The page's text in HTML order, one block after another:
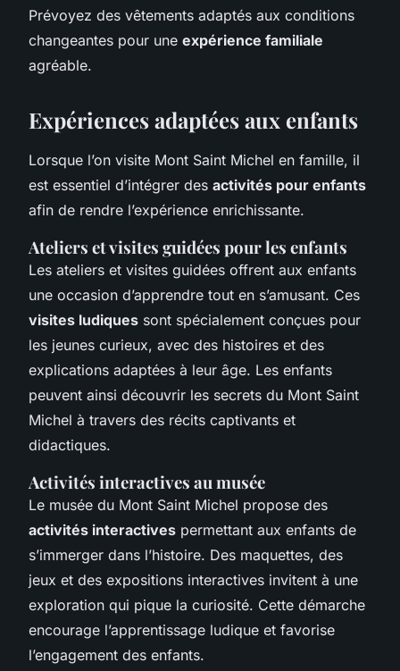
Prévoyez des vêtements adaptés aux conditions
changeantes pour une expérience familiale
agréable.
Expériences adaptées aux enfants
Lorsque l’on visite Mont Saint Michel en famille, il
est essentiel d’intégrer des activités pour enfants
afin de rendre l’expérience enrichissante.
Ateliers et visites guidées pour les enfants
Les ateliers et visites guidées offrent aux enfants
une occasion d’apprendre tout en s’amusant. Ces
visites ludiques sont spécialement conçues pour
les jeunes curieux, avec des histoires et des
explications adaptées à leur âge. Les enfants
peuvent ainsi découvrir les secrets du Mont Saint
Michel à travers des récits captivants et
didactiques.
Activités interactives au musée
Le musée du Mont Saint Michel propose des
activités interactives permettant aux enfants de
s’immerger dans l’histoire. Des maquettes, des
jeux et des expositions interactives invitent à une
exploration qui pique la curiosité. Cette démarche
encourage l’apprentissage ludique et favorise
l’engagement des enfants.